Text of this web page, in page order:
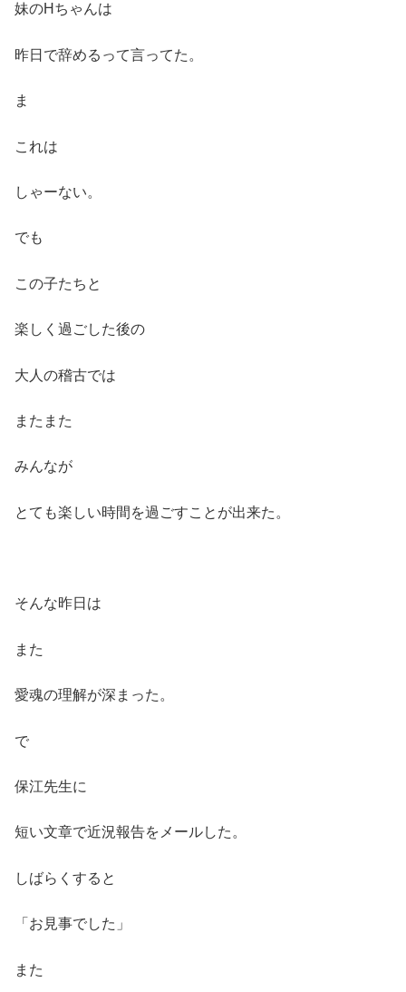
妹のHちゃんは
昨日で辞めるって言ってた。
ま
これは
しゃーない。
でも
この子たちと
楽しく過ごした後の
大人の稽古では
またまた
みんなが
とても楽しい時間を過ごすことが出来た。
そんな昨日は
また
愛魂の理解が深まった。
で
保江先生に
短い文章で近況報告をメールした。
しばらくすると
「お見事でした」
また